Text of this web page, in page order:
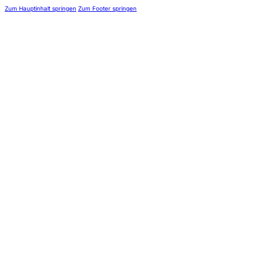
Zum Hauptinhalt springen Zum Footer springen